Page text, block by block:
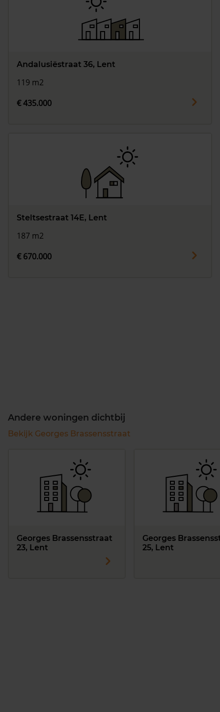
Andalusiëstraat 36, Lent
119 m2
€ 435.000
Steltsestraat 14E, Lent
187 m2
€ 670.000
Andere woningen dichtbij
Bekijk Georges Brassensstraat
Georges Brassensstraat
23, Lent
Georges
25, Lent